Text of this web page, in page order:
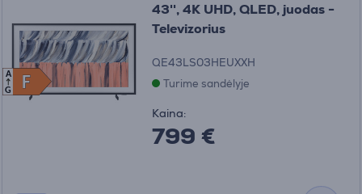
F
F
A
G
43'', 4K UHD, QLED, juodas -
Televizorius
QE43LS03HEUXXH
Turime sandėlyje
Kaina:
799 €